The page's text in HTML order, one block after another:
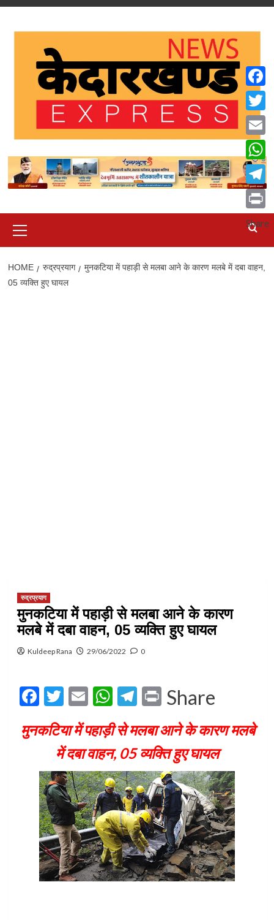
Skip
Menu
HOME रुद्रप्रयाग
मुनकटिया में पहाड़ी से मलबा आने के कारण मलबे में दबा वाहन,
05 व्यक्ति हुए घायल
रुद्रप्रयाग
मुनकटिया में पहाड़ी से मलबा आने के कारण
मलबे में दबा वाहन, 05 व्यक्ति हुए घायल
Kuldeep Rana 29/06/2022 0
Facebook
Twitter
EmailWhatsApp
Telegram
Print
Share
मुनकटिया में पहाड़ी से मलबा आने के कारण मलबे
में दबा वाहन, 05 व्यक्ति हुए घायल
Email
Print
Share